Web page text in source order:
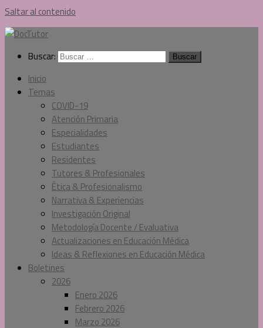
Saltar al contenido
Buscar:
Inicio
Temas
COVID-19
Atención Primaria
Especialidades
Estudiantes
Residentes
Tutores & Profesionales
Ética & Profesionalismo
Narrativa & Experiencias
Investigación Original
Metodología Docente / Evaluativa
Actualizaciones en Educación Médica
Ideas & Reflexiones en Educación Médica
Boletines
2026
Enero 2026
Febrero 2026
Marzo 2026